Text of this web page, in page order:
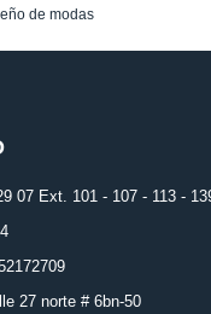
de modas
07 Ext. 101 - 107 - 113 -
27 norte # 6bn-50